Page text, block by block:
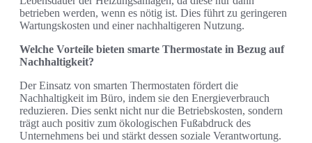
betrieben werden, wenn es nötig ist. Dies führt zu geringeren
Wartungskosten und einer nachhaltigeren Nutzung.
Welche Vorteile bieten smarte Thermostate in Bezug auf
Nachhaltigkeit?
Der Einsatz von smarten Thermostaten fördert die
Nachhaltigkeit im Büro, indem sie den Energieverbrauch
reduzieren. Dies senkt nicht nur die Betriebskosten, sondern
trägt auch positiv zum ökologischen Fußabdruck des
Unternehmens bei und stärkt dessen soziale Verantwortung.